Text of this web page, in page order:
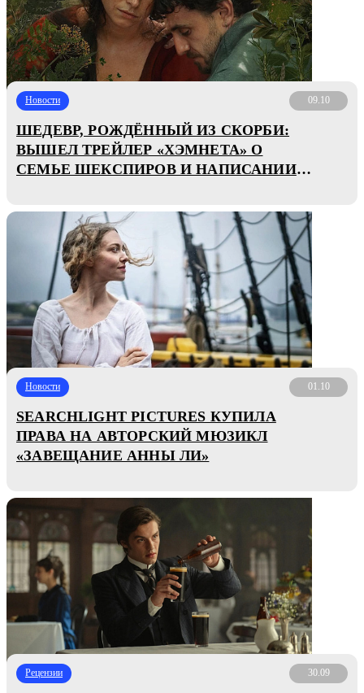
Новости 09.10
ШЕДЕВР, РОЖДЁННЫЙ ИЗ СКОРБИ:
ВЫШЕЛ ТРЕЙЛЕР «ХЭМНЕТА» О
СЕМЬЕ ШЕКСПИРОВ И НАПИСАНИИ
Новости 01.10
SEARCHLIGHT PICTURES КУПИЛА
ПРАВА НА АВТОРСКИЙ МЮЗИКЛ
«ЗАВЕЩАНИЕ АННЫ ЛИ»
Рецензии 30.09